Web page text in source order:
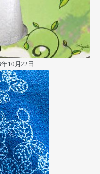
10月22日